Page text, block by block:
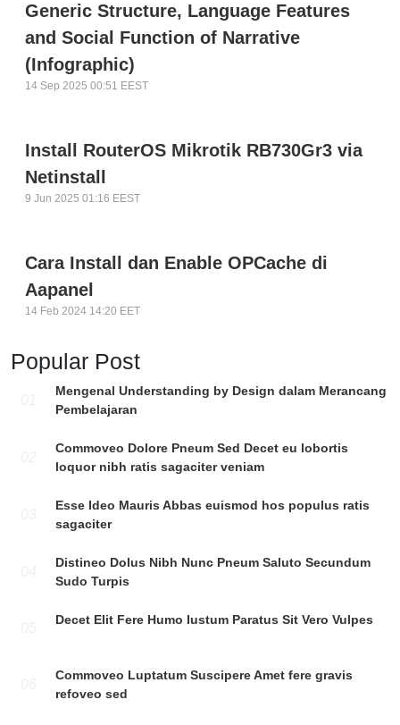
Generic Structure, Language Features
and Social Function of Narrative
(Infographic)
14 Sep 2025 00:51 EEST
Install RouterOS Mikrotik RB730Gr3 via
Netinstall
9 Jun 2025 01:16 EEST
Cara Install dan Enable OPCache di
Aapanel
14 Feb 2024 14:20 EET
Popular Post
Mengenal Understanding by Design dalam Merancang
Pembelajaran
Commoveo Dolore Pneum Sed Decet eu lobortis
loquor nibh ratis sagaciter veniam
Esse Ideo Mauris Abbas euismod hos populus ratis
sagaciter
Distineo Dolus Nibh Nunc Pneum Saluto Secundum
Sudo Turpis
Decet Elit Fere Humo Iustum Paratus Sit Vero Vulpes
Commoveo Luptatum Suscipere Amet fere gravis
refoveo sed